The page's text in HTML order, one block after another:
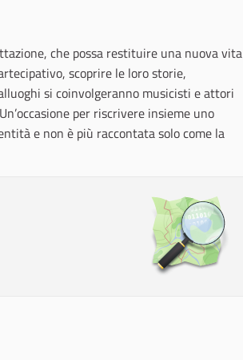
che possa restituire una nuova vita
scoprire le loro storie,
si coinvolgeranno musicisti e attori
per riscrivere insieme uno
e non è più raccontata solo come la